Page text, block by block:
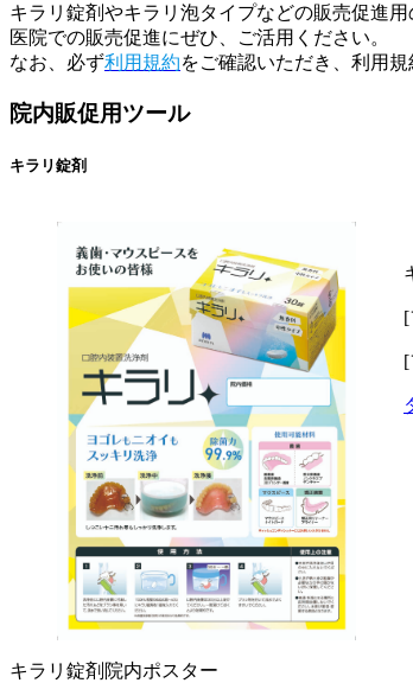
キラリ錠剤やキラリ泡タイプなどの販売促進用
医院での販売促進にぜひ、ご活用ください。
なお、必ず利用規約をご確認いただき、利用
院内販促用ツール
キラリ錠剤
キラリ錠剤院内ポスター
[
[